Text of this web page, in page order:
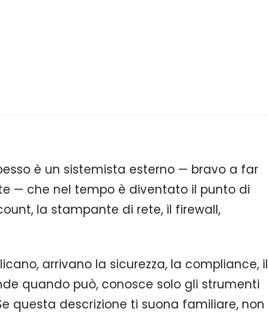
è un sistemista esterno — bravo a far
— che nel tempo è diventato il punto di
la stampante di rete, il firewall,
arrivano la sicurezza, la compliance, il
quando può, conosce solo gli strumenti
questa descrizione ti suona familiare, non